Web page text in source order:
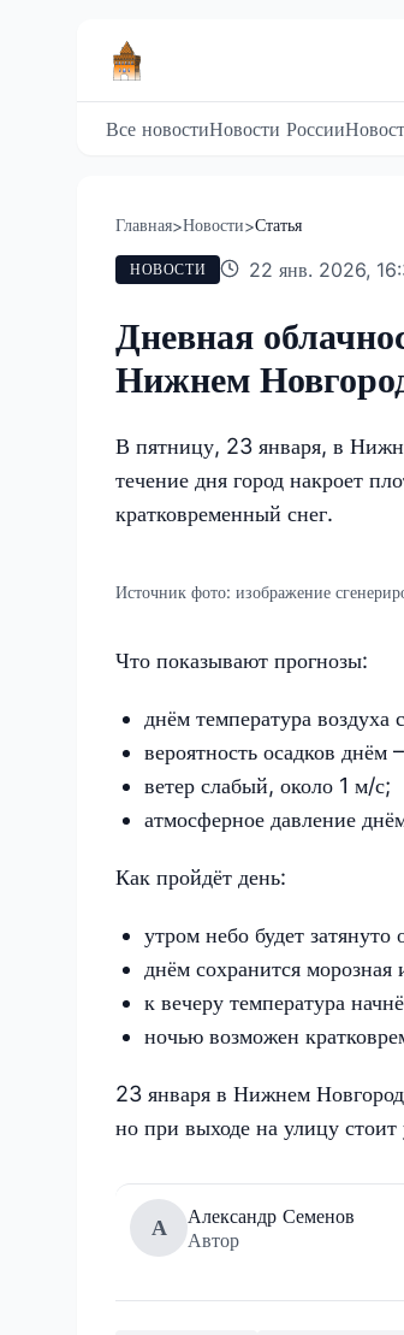
Все новостиНовости России
Главная>Новости>Статья
НОВОСТИ 22 янв. 2026,
Дневная
Нижнем
В пятницу, 23 января, в
течение дня город накроет
кратковременный снег.
Источник фото: изображение
Что показывают прогнозы:
днём температура
вероятность осадков
ветер слабый, около 1 м/с;
атмосферное давление
Как пройдёт день:
утром небо будет затянуто
днём сохранится морозная
к вечеру температура
ночью возможен
23 января в Нижнем
но при выходе на улицу
А
Александр Семенов
Автор